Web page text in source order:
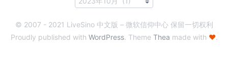
© 2007 - 2021 LiveSino 中文版 – 微软信仰中心 保留一切权利
Proudly published with WordPress. Theme Thea made with ♥.